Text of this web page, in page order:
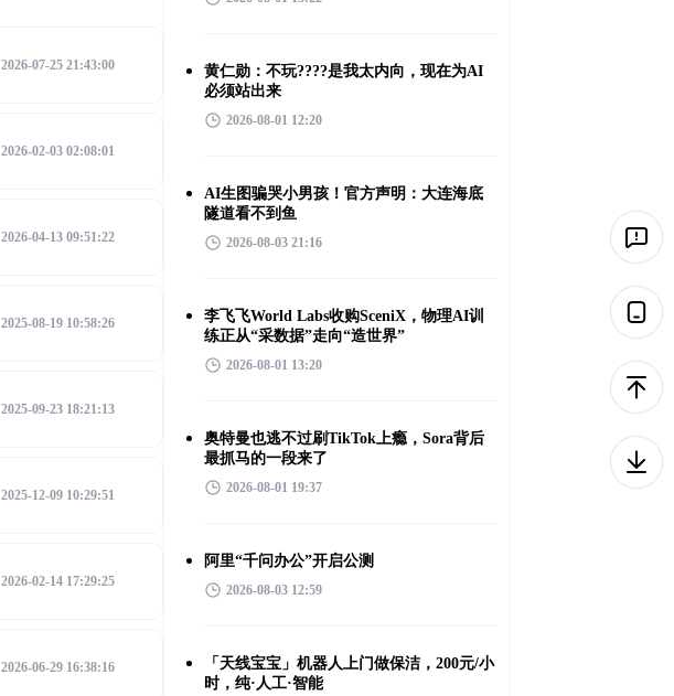
2026-07-25 21:43:00
2026-02-03 02:08:01
2026-04-13 09:51:22
2025-08-19 10:58:26
2025-09-23 18:21:13
2025-12-09 10:29:51
2026-02-14 17:29:25
2026-06-29 16:38:16
黄仁勋：不玩????是我太内向，现在为AI
必须站出来
2026-08-01 12:20
AI生图骗哭小男孩！官方声明：大连海底
隧道看不到鱼
2026-08-03 21:16
李飞飞World Labs收购SceniX，物理AI训
练正从“采数据”走向“造世界”
2026-08-01 13:20
奥特曼也逃不过刷TikTok上瘾，Sora背后
最抓马的一段来了
2026-08-01 19:37
阿里“千问办公”开启公测
2026-08-03 12:59
「天线宝宝」机器人上门做保洁，200元/小
时，纯·人工·智能